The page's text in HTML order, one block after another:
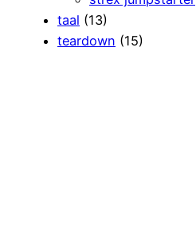
taal (13)
teardown (15)